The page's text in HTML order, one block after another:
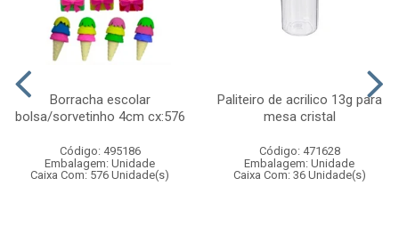
Borracha escolar
bolsa/sorvetinho 4cm cx:576
Código: 495186
Embalagem: Unidade
Caixa Com: 576 Unidade(s)
Paliteiro de acrilico 13g para
mesa cristal
Código: 471628
Embalagem: Unidade
Caixa Com: 36 Unidade(s)